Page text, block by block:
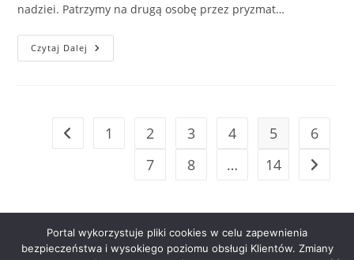
nadziei. Patrzymy na drugą osobę przez pryzmat…
Czytaj Dalej Dlaczego
Wracamy
Go to the previous page
1 2 3 4 5
6
7
8 … 14 Go to
Portal wykorzystuje pliki cookies w celu zapewnienia
bezpieczeństwa i wysokiego poziomu obsługi Klientów. Zmiany